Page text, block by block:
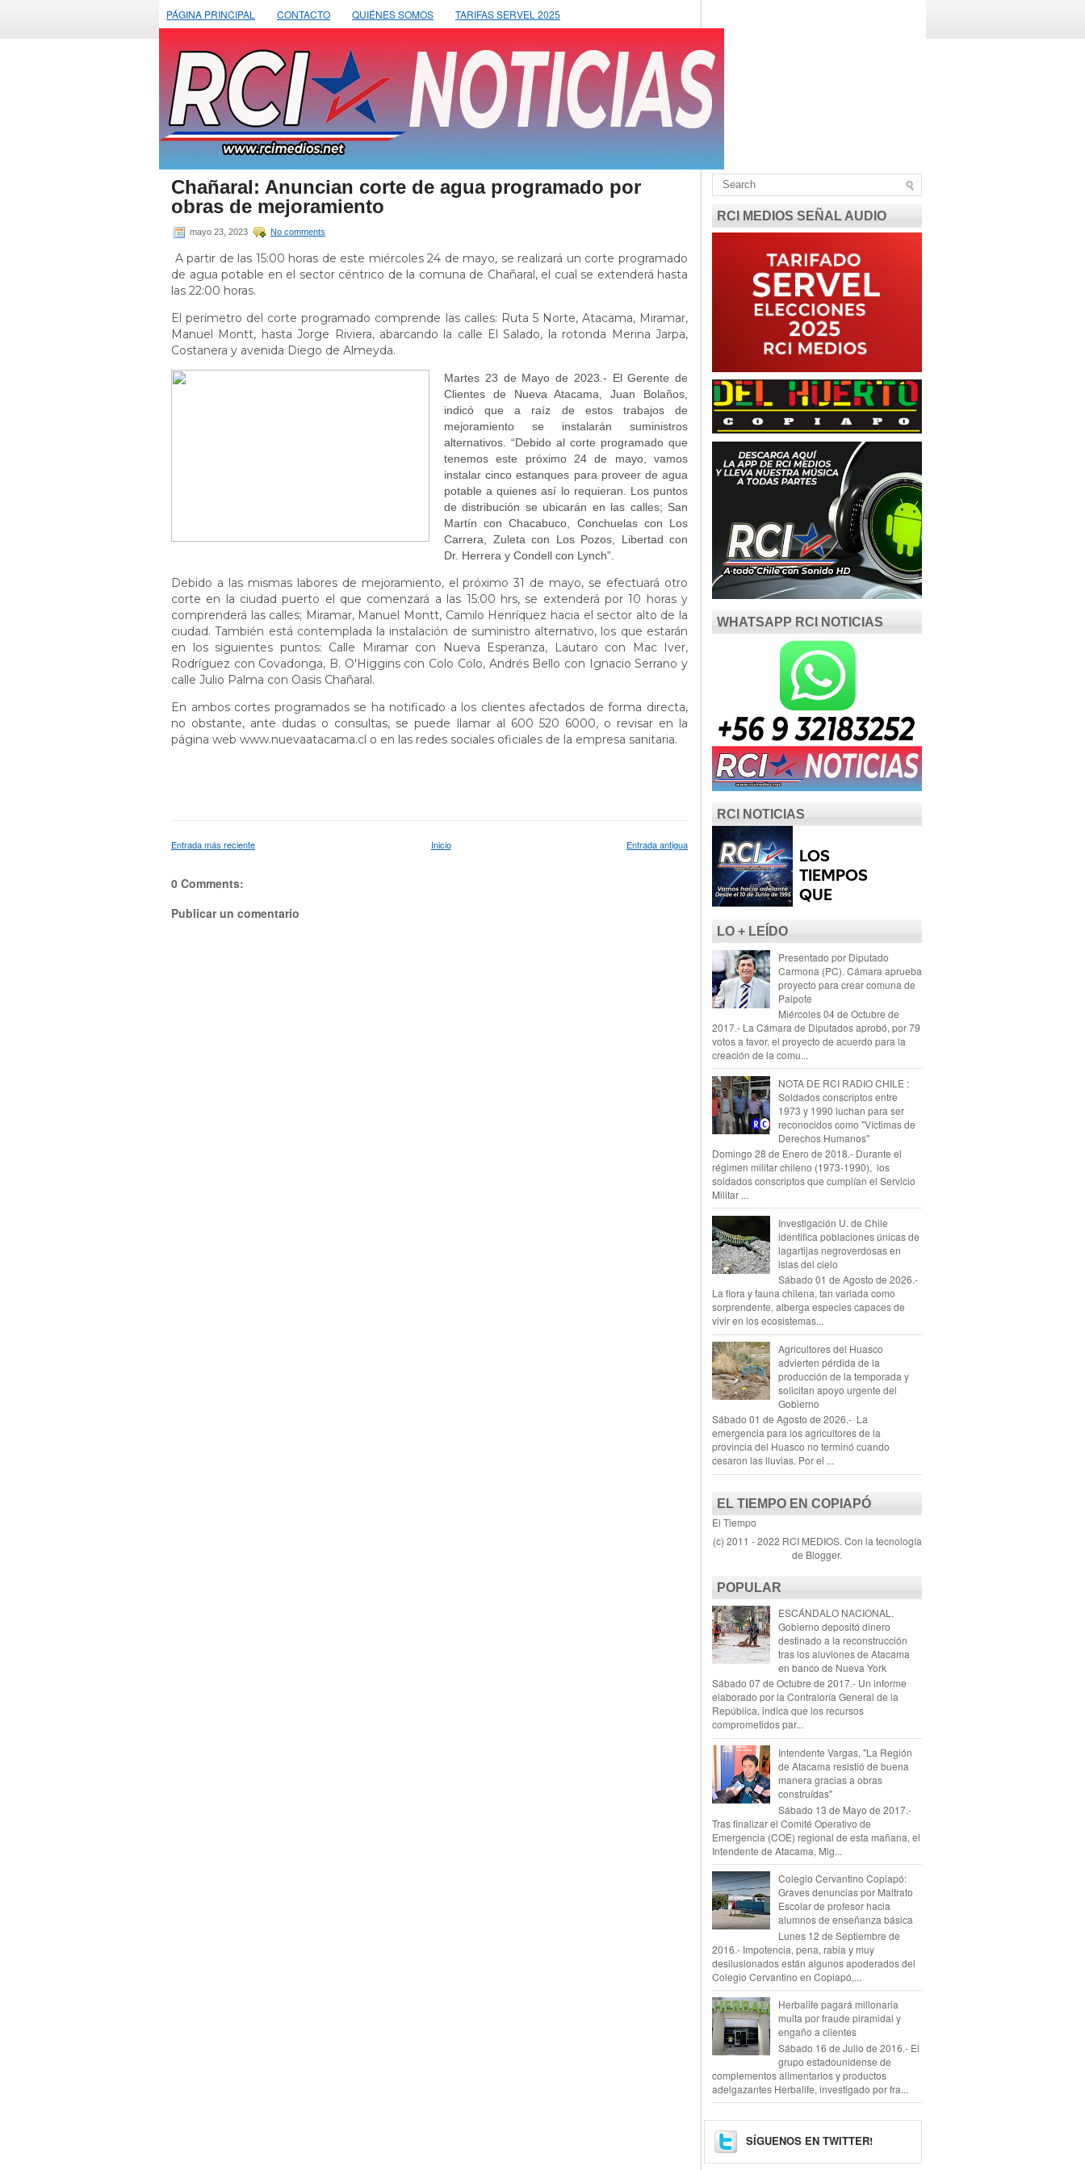
PÁGINA PRINCIPAL CONTACTO QUIÉNES SOMOS TARIFAS SERVEL 2025
Chañaral: Anuncian corte de agua programado por
obras de mejoramiento
mayo 23, 2023 No comments
A partir de las 15:00 horas de este miércoles 24 de mayo, se realizará un corte programado
de agua potable en el sector céntrico de la comuna de Chañaral, el cual se extenderá hasta
las 22:00 horas.
El perímetro del corte programado comprende las calles: Ruta 5 Norte, Atacama, Miramar,
Manuel Montt, hasta Jorge Riviera, abarcando la calle El Salado, la rotonda Merina Jarpa,
Costanera y avenida Diego de Almeyda.
Martes 23 de Mayo de 2023.- El Gerente de
Clientes de Nueva Atacama, Juan Bolaños,
indicó que a raíz de estos trabajos de
mejoramiento se instalarán suministros
alternativos. “Debido al corte programado que
tenemos este próximo 24 de mayo, vamos
instalar cinco estanques para proveer de agua
potable a quienes así lo requieran. Los puntos
de distribución se ubicarán en las calles; San
Martín con Chacabuco, Conchuelas con Los
Carrera, Zuleta con Los Pozos, Libertad con
Dr. Herrera y Condell con Lynch”.
Debido a las mismas labores de mejoramiento, el próximo 31 de mayo, se efectuará otro
corte en la ciudad puerto el que comenzará a las 15:00 hrs, se extenderá por 10 horas y
comprenderá las calles; Miramar, Manuel Montt, Camilo Henríquez hacia el sector alto de la
ciudad. También está contemplada la instalación de suministro alternativo, los que estarán
en los siguientes puntos: Calle Miramar con Nueva Esperanza, Lautaro con Mac Iver,
Rodríguez con Covadonga, B. O'Higgins con Colo Colo, Andrés Bello con Ignacio Serrano y
calle Julio Palma con Oasis Chañaral.
En ambos cortes programados se ha notificado a los clientes afectados de forma directa,
no obstante, ante dudas o consultas, se puede llamar al 600 520 6000, o revisar en la
página web www.nuevaatacama.cl o en las redes sociales oficiales de la empresa sanitaria.
Entrada más reciente Entrada antigua
Inicio
0 Comments:
Publicar un comentario
RCI MEDIOS SEÑAL AUDIO
WHATSAPP RCI NOTICIAS
RCI NOTICIAS
LO + LEÍDO
Presentado por Diputado
Carmona (PC). Cámara aprueba
proyecto para crear comuna de
Paipote
Miércoles 04 de Octubre de
2017.- La Cámara de Diputados aprobó, por 79
votos a favor, el proyecto de acuerdo para la
creación de la comu...
NOTA DE RCI RADIO CHILE :
Soldados conscriptos entre
1973 y 1990 luchan para ser
reconocidos como "Víctimas de
Derechos Humanos"
Domingo 28 de Enero de 2018.- Durante el
régimen militar chileno (1973-1990), los
soldados conscriptos que cumplían el Servicio
Militar ...
Investigación U. de Chile
identifica poblaciones únicas de
lagartijas negroverdosas en
islas del cielo
Sábado 01 de Agosto de 2026.-
La flora y fauna chilena, tan variada como
sorprendente, alberga especies capaces de
vivir en los ecosistemas...
Agricultores del Huasco
advierten pérdida de la
producción de la temporada y
solicitan apoyo urgente del
Gobierno
Sábado 01 de Agosto de 2026.- La
emergencia para los agricultores de la
provincia del Huasco no terminó cuando
cesaron las lluvias. Por el ...
EL TIEMPO EN COPIAPÓ
El Tiempo
(c) 2011 - 2022 RCI MEDIOS. Con la tecnología
de Blogger.
POPULAR
ESCÁNDALO NACIONAL.
Gobierno depositó dinero
destinado a la reconstrucción
tras los aluviones de Atacama
en banco de Nueva York
Sábado 07 de Octubre de 2017.- Un informe
elaborado por la Contraloría General de la
República, indica que los recursos
comprometidos par...
Intendente Vargas, "La Región
de Atacama resistió de buena
manera gracias a obras
construídas"
Sábado 13 de Mayo de 2017.-
Tras finalizar el Comité Operativo de
Emergencia (COE) regional de esta mañana, el
Intendente de Atacama, Mig...
Colegio Cervantino Copiapó:
Graves denuncias por Maltrato
Escolar de profesor hacia
alumnos de enseñanza básica
Lunes 12 de Septiembre de
2016.- Impotencia, pena, rabia y muy
desilusionados están algunos apoderados del
Colegio Cervantino en Copiapó,...
Herbalife pagará millonaria
multa por fraude piramidal y
engaño a clientes
Sábado 16 de Julio de 2016.- El
grupo estadounidense de
complementos alimentarios y productos
adelgazantes Herbalife, investigado por fra...
SÍGUENOS EN TWITTER!